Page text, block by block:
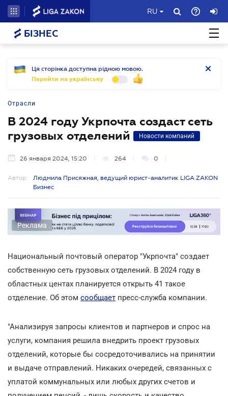
RU
БІЗНЕС
Ця сторінка доступна рідною мовою.
Перейти на українську
Отрасли
В 2024 году Укрпочта создаст сеть
грузовых отделений
Новости компаний
26 января 2024, 15:20 264 0
Автор:
Людмила Присяжная, ведущий юрист-аналитик LIGA ZAKON
Бизнес
Реклама
Национальный почтовый оператор "Укрпочта" создает
собственную сеть грузовых отделений. В 2024 году в
областных центах планируется открыть 41 такое
отделение. Об этом сообщает пресс-служба компании.
"Анализируя запросы клиентов и партнеров и спрос на
услуги, компания решила внедрить проект грузовых
отделений, которые бы сосредоточивались на принятии
и выдаче отправлений. Никаких очередей, связанных с
уплатой коммунальных или любых других счетов и